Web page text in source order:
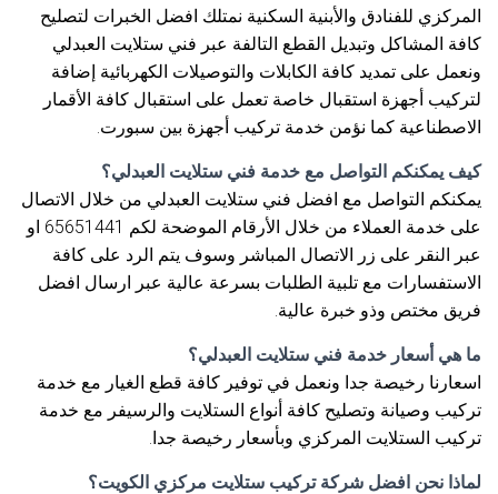
المركزي للفنادق والأبنية السكنية نمتلك افضل الخبرات لتصليح
كافة المشاكل وتبديل القطع التالفة عبر فني ستلايت العبدلي
ونعمل على تمديد كافة الكابلات والتوصيلات الكهربائية إضافة
لتركيب أجهزة استقبال خاصة تعمل على استقبال كافة الأقمار
الاصطناعية كما نؤمن خدمة تركيب أجهزة بين سبورت.
كيف يمكنكم التواصل مع خدمة فني ستلايت العبدلي؟
يمكنكم التواصل مع افضل فني ستلايت العبدلي من خلال الاتصال
على خدمة العملاء من خلال الأرقام الموضحة لكم 65651441 او
عبر النقر على زر الاتصال المباشر وسوف يتم الرد على كافة
الاستفسارات مع تلبية الطلبات بسرعة عالية عبر ارسال افضل
فريق مختص وذو خبرة عالية.
ما هي أسعار خدمة فني ستلايت العبدلي؟
اسعارنا رخيصة جدا ونعمل في توفير كافة قطع الغيار مع خدمة
تركيب وصيانة وتصليح كافة أنواع الستلايت والرسيفر مع خدمة
تركيب الستلايت المركزي وبأسعار رخيصة جدا.
لماذا نحن افضل شركة تركيب ستلايت مركزي الكويت؟